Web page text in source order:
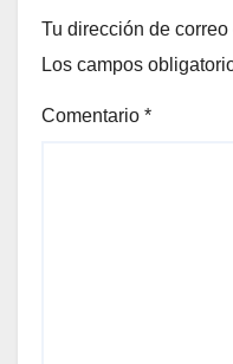
Tu dirección de
Los campos
Comentario *